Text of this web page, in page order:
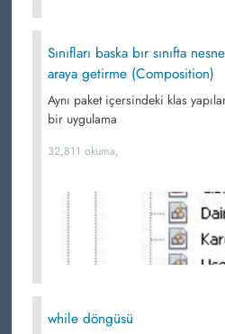
Sınıfları baska bır sınıfta
araya getirme (Composition)
Aynı paket içersindeki klas
bir uygulama
32,811 okuma,
while döngüsü